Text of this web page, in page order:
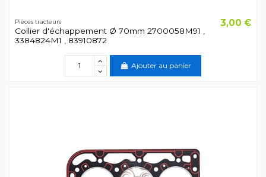
Pièces tracteurs
Collier d'échappement Ø 70mm 2700058M91 ,
3384824M1 , 83910872
3,00 €
Ajouter au panier